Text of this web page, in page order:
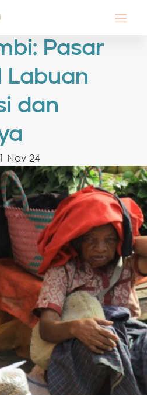
Pasar
Labuan
dan
Nov 24